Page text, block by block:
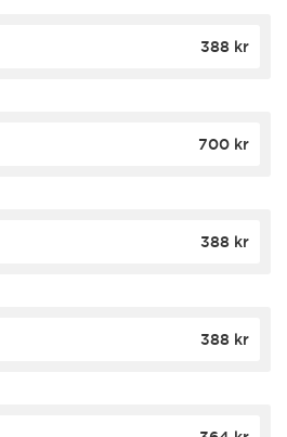
388 kr
700 kr
388 kr
388 kr